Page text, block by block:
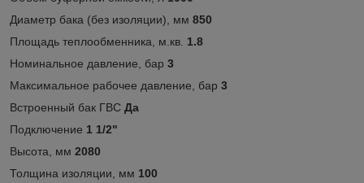
Диаметр бака (без изоляции), мм 850
Площадь теплообменника, м.кв. 1.8
Номинальное давление, бар 3
Максимальное рабочее давление, бар 3
Встроенный бак ГВС Да
Подключение 1 1/2"
Высота, мм 2080
Толщина изоляции, мм 100